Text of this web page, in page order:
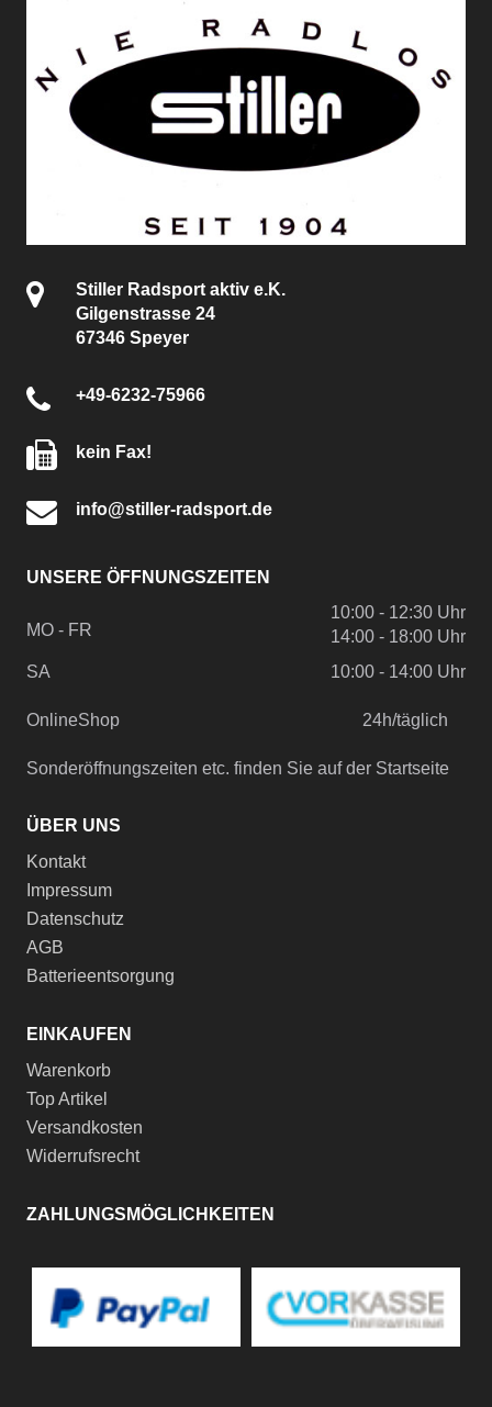
Stiller Radsport aktiv e.K.
Gilgenstrasse 24
67346 Speyer
+49-6232-75966
kein Fax!
info@stiller-radsport.de
UNSERE ÖFFNUNGSZEITEN
MO - FR
10:00 - 12:30 Uhr
14:00 - 18:00 Uhr
SA
10:00 - 14:00 Uhr
OnlineShop 24h/täglich
Sonderöffnungszeiten etc. finden Sie auf der Startseite
ÜBER UNS
Kontakt
Impressum
Datenschutz
AGB
Batterieentsorgung
EINKAUFEN
Warenkorb
Top Artikel
Versandkosten
Widerrufsrecht
ZAHLUNGSMÖGLICHKEITEN